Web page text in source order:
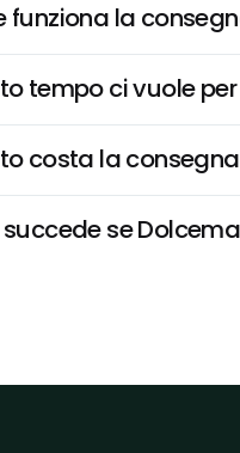
funziona la
tempo ci vuole
costa la consegna
se